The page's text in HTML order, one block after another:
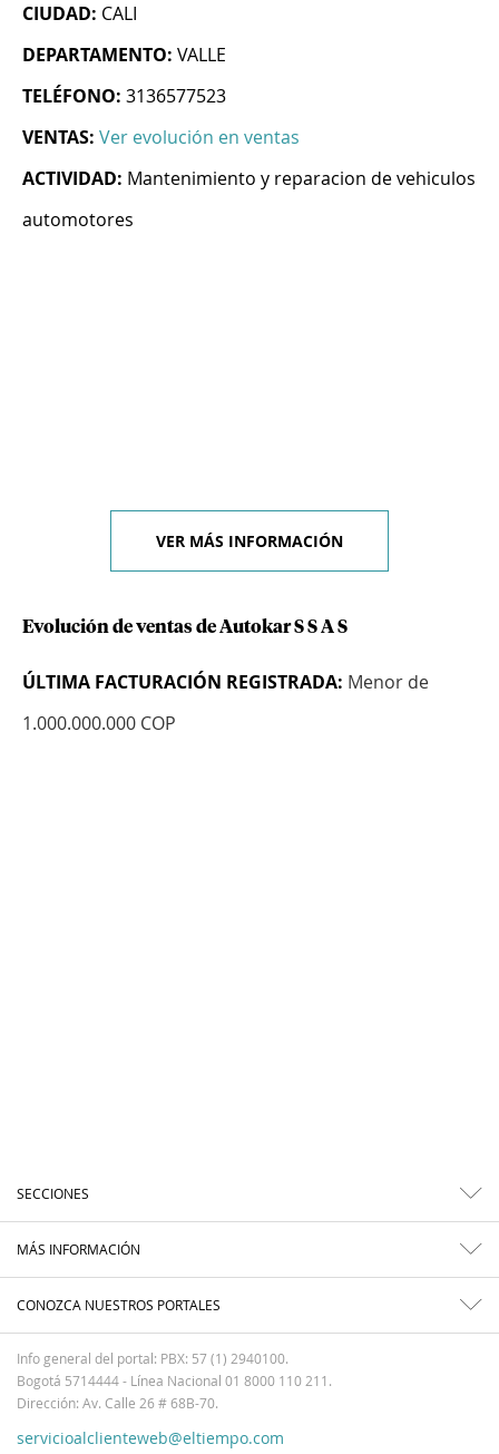
CIUDAD: CALI
DEPARTAMENTO: VALLE
TELÉFONO: 3136577523
VENTAS: Ver evolución en ventas
ACTIVIDAD: Mantenimiento y reparacion de vehiculos
automotores
VER MÁS INFORMACIÓN
Evolución de ventas de Autokar S S A S
ÚLTIMA FACTURACIÓN REGISTRADA: Menor de
1.000.000.000 COP
SECCIONES
MÁS INFORMACIÓN
CONOZCA NUESTROS PORTALES
Info general del portal: PBX: 57 (1) 2940100.
Bogotá 5714444 - Línea Nacional 01 8000 110 211.
Dirección: Av. Calle 26 # 68B-70.
servicioalclienteweb@eltiempo.com